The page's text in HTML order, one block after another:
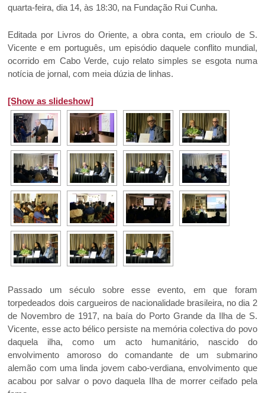
quarta-feira, dia 14, às 18:30, na Fundação Rui Cunha.
Editada por Livros do Oriente, a obra conta, em crioulo de S.
Vicente e em português, um episódio daquele conflito mundial,
ocorrido em Cabo Verde, cujo relato simples se esgota numa
notícia de jornal, com meia dúzia de linhas.
[Show as slideshow]
Passado um século sobre esse evento, em que foram
torpedeados dois cargueiros de nacionalidade brasileira, no dia 2
de Novembro de 1917, na baía do Porto Grande da Ilha de S.
Vicente, esse acto bélico persiste na memória colectiva do povo
daquela ilha, como um acto humanitário, nascido do
envolvimento amoroso do comandante de um submarino
alemão com uma linda jovem cabo-verdiana, envolvimento que
acabou por salvar o povo daquela Ilha de morrer ceifado pela